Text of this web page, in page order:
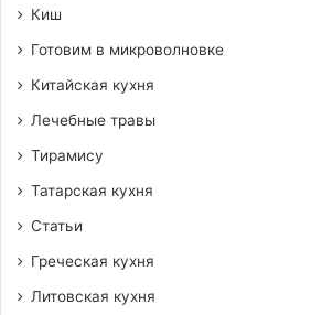
Киш
Готовим в микроволновке
Китайская кухня
Лечебные травы
Тирамису
Татарская кухня
Статьи
Греческая кухня
Литовская кухня